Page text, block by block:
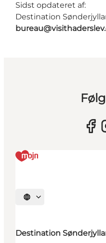
Sidst opdateret af:
Destination
Vælg sprog
Destination